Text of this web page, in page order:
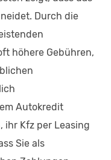
Durch die
höhere Gebühren,
Autokredit
ihr Kfz per Leasing
Sie als